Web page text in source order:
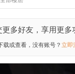
多好友，享用更多
载或查看，没有账号？ 立即